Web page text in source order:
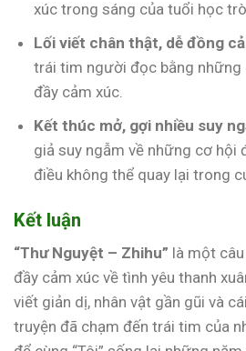
xúc trong sáng của tuổi học
Lối viết chân thật, dễ đồng
trái tim người đọc bằng
đầy cảm xúc.
Kết thúc mở, gợi nhiều suy
giả suy ngẫm về những cơ hội
điều không thể quay lại trong
Kết luận
“Thư Nguyệt – Zhihu” là một
đầy cảm xúc về tình yêu thanh
viết giản dị, nhân vật gần gũi và
truyện đã chạm đến trái tim của